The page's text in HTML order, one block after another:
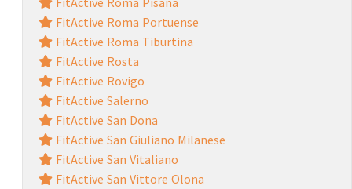
FitActive Roma Portuense
FitActive Roma Tiburtina
FitActive Rosta
FitActive Rovigo
FitActive Salerno
FitActive San Dona
FitActive San Giuliano Milanese
FitActive San Vitaliano
FitActive San Vittore Olona